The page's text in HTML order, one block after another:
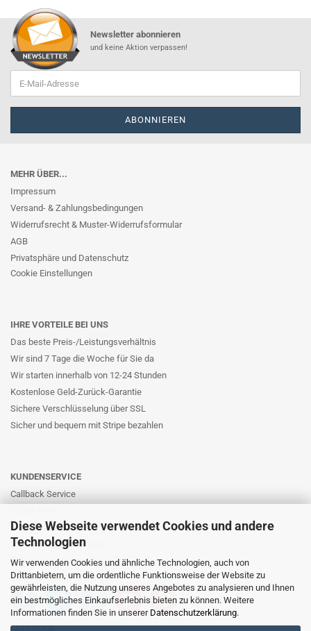
Diese Webseite verwendet Cookies und andere
Technologien
Wir verwenden Cookies und ähnliche Technologien, auch von
Drittanbietern, um die ordentliche Funktionsweise der Website zu
gewährleisten, die Nutzung unseres Angebotes zu analysieren und Ihnen
ein bestmögliches Einkaufserlebnis bieten zu können. Weitere
Informationen finden Sie in unserer Datenschutzerklärung.
Newsletter abonnieren
und keine Aktion verpassen!
MEHR ÜBER...
Impressum
Versand- & Zahlungsbedingungen
Widerrufsrecht & Muster-Widerrufsformular
AGB
Privatsphäre und Datenschutz
Cookie Einstellungen
IHRE VORTEILE BEI UNS
Das beste Preis-/Leistungsverhältnis
Wir sind 7 Tage die Woche für Sie da
Wir starten innerhalb von 12-24 Stunden
Kostenlose Geld-Zurück-Garantie
Sichere Verschlüsselung über SSL
Sicher und bequem mit Stripe bezahlen
KUNDENSERVICE
Callback Service
Kontaktformular
E-Mail: info@likernow.de
Skype Live Support
Ihre Meinung und Ideen
FACEBOOK